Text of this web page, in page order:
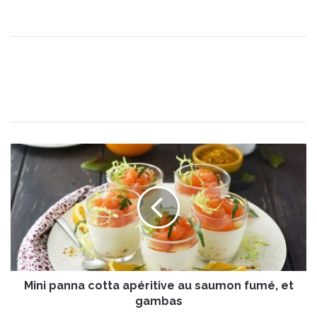
M
i
n
i
p
a
Mini panna cotta apéritive au saumon fumé, et
gambas